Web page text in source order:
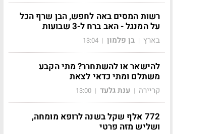
רשות המסים באה לחפש, הבן שרף הכל
על המנגל - האב ברח ל-3 שבועות
בארץ | בן פלמון |
13:04
להישאר או להשתחרר? מתי הקבע
משתלם ומתי כדאי לצאת
קריירה | ענת גלעד |
13:00
772 אלף שקל בשנה לרופא מומחה,
ושליש מזה פרטי